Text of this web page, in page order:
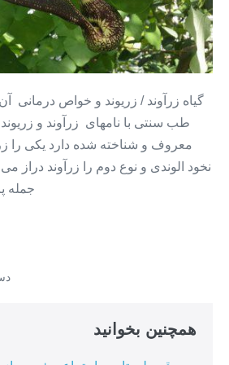
+
زریوند
گیاه زرآوند / زریوند و خواص درمانی آن
طب سنتی با نامهای زرآوند و
معروف و شناخته شده دارد یکی را
نخود الوندی و نوع دوم را زرآوند دراز
جمله
همچنین بخوانید